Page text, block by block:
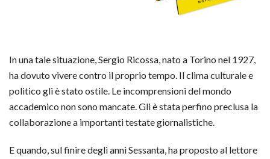
In una tale situazione, Sergio Ricossa, nato a Torino nel 1927,
ha dovuto vivere contro il proprio tempo. Il clima culturale e
politico gli è stato ostile. Le incomprensioni del mondo
accademico non sono mancate. Gli è stata perfino preclusa la
collaborazione a importanti testate giornalistiche.
E quando, sul finire degli anni Sessanta, ha proposto al lettore